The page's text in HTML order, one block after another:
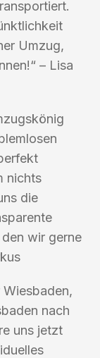
Umzug,
– Lisa
nichts
die
wir gerne
nach
uns jetzt